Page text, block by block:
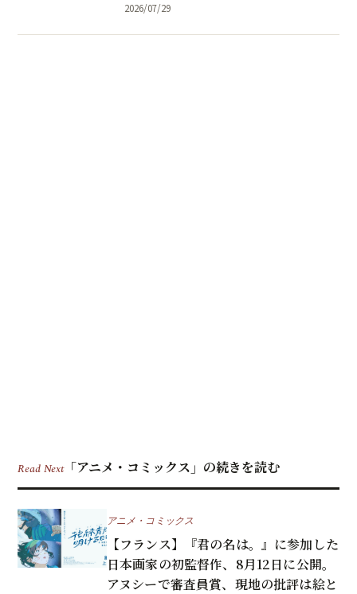
2026/07/29
Read Next「アニメ・コミックス」の続きを読む
アニメ・コミックス
【フランス】『君の名は。』に参加した
日本画家の初監督作、8月12日に公開。
アヌシーで審査員賞、現地の批評は絵と